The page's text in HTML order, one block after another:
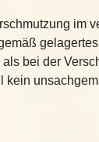
im
bei der
kein